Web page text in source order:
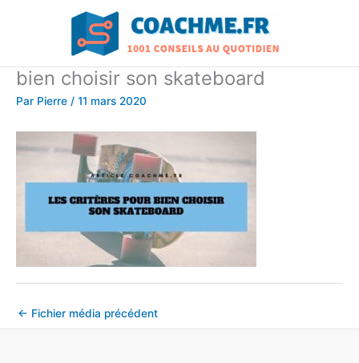
bien choisir son skateboard
Par Pierre / 11 mars 2020
← Fichier média précédent